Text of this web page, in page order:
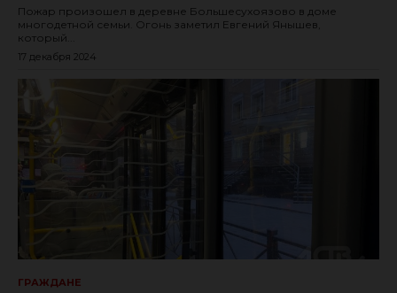
Пожар произошел в деревне Большесухоязово в доме
многодетной семьи. Огонь заметил Евгений Янышев,
который...
17 декабря 2024
ГРАЖДАНЕ